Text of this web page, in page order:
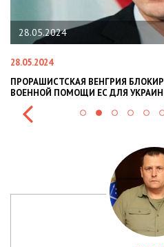
28.05.2024
28.05.2024
ПРОРАШИСТСКАЯ ВЕНГРИЯ
ВОЕННОЙ ПОМОЩИ ЕС ДЛЯ